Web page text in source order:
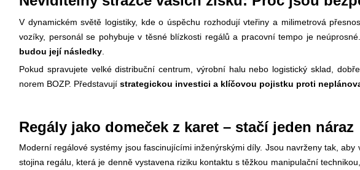
V dynamickém světě logistiky, kde o úspěchu rozhodují vteřiny a milimetrová
vozíky, personál se pohybuje v těsné blízkosti regálů a pracovní tempo je
budou její následky
Pokud spravujete velké distribuční centrum, výrobní halu nebo logistický sklad,
norem BOZP. Představují strategickou investici a klíčovou pojistku proti
Regály jako domeček z karet – stačí jeden náraz
Moderní regálové systémy jsou fascinujícími inženýrskými díly. Jsou navrženy tak,
stojina regálu, která je denně vystavena riziku kontaktu s těžkou manipulační